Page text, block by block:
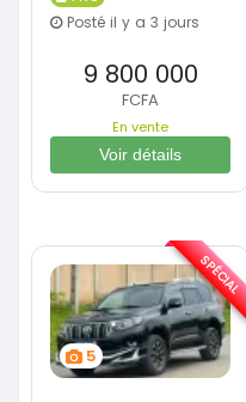
Posté il y a 3 jours
9 800 000
FCFA
En vente
Voir détails
5
SPÉCIAL